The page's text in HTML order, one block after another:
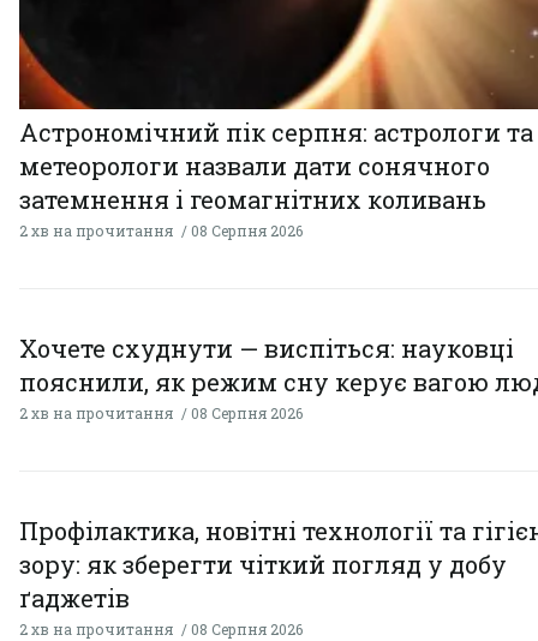
Астрономічний пік серпня: астрологи та
метеорологи назвали дати сонячного
затемнення і геомагнітних коливань
2 хв на прочитання 08 Серпня 2026
Хочете схуднути — виспіться: науковці
пояснили, як режим сну керує вагою
2 хв на прочитання 08 Серпня 2026
Профілактика, новітні технології та
зору: як зберегти чіткий погляд у добу
ґаджетів
2 хв на прочитання 08 Серпня 2026